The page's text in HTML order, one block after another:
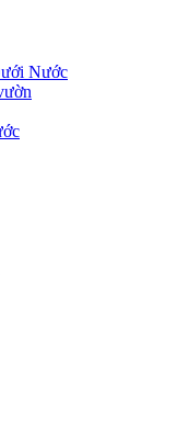
Nước